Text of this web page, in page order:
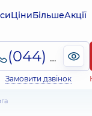
ЦіниБільшеАкції
(044) 495-2-888
Замовити дзвінок